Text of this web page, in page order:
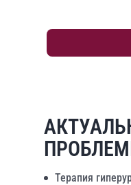
Терапия